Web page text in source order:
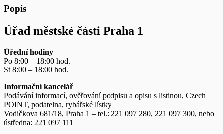
Popis
Úřad městské části Praha 1
Úřední hodiny
Po 8:00 – 18:00 hod.
St 8:00 – 18:00 hod.
Informační kancelář
Podávání informací, ověřování podpisu a opisu s listinou, Czech
POINT, podatelna, rybářské lístky
Vodičkova 681/18, Praha 1 – tel.: 221 097 280, 221 097 300, nebo
ústředna: 221 097 111